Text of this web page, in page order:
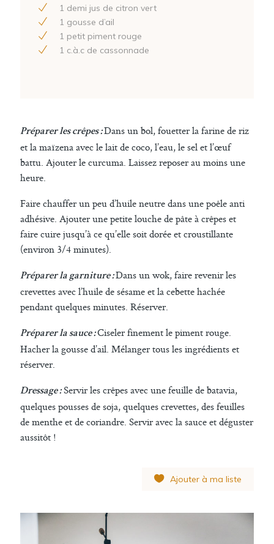
1 demi jus de citron vert
1 gousse d’ail
1 petit piment rouge
1 c.à.c de cassonnade
Préparer les crêpes :Dans un bol, fouetter la farine de riz
et la maïzena avec le lait de coco, l’eau, le sel et l’œuf
battu. Ajouter le curcuma. Laissez reposer au moins une
heure.
Faire chauffer un peu d’huile neutre dans une poêle anti
adhésive. Ajouter une petite louche de pâte à crêpes et
faire cuire jusqu’à ce qu’elle soit dorée et croustillante
(environ 3/4 minutes).
Préparer la garniture :Dans un wok, faire revenir les
crevettes avec l’huile de sésame et la cebette hachée
pendant quelques minutes. Réserver.
Préparer la sauce :Ciseler finement le piment rouge.
Hacher la gousse d’ail. Mélanger tous les ingrédients et
réserver.
Dressage :Servir les crêpes avec une feuille de batavia,
quelques pousses de soja, quelques crevettes, des feuilles
de menthe et de coriandre. Servir avec la sauce et déguster
aussitôt !
Ajouter à ma liste